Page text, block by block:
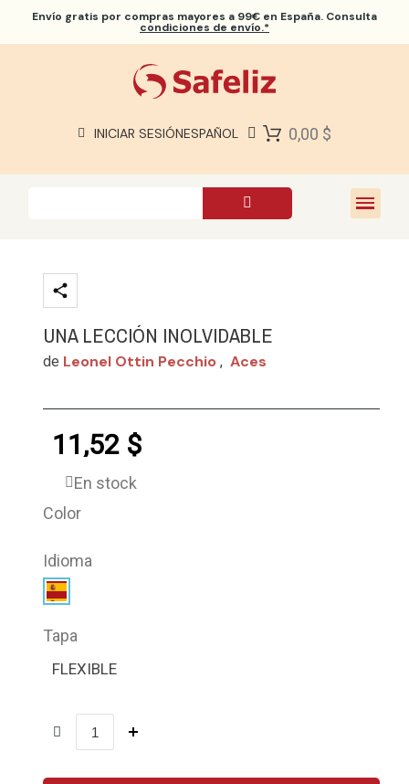
Envío gratis por compras mayores a 99€ en España. Consulta
condiciones de envío.*
INICIAR SESIÓNESPAÑOL 0,00 $
UNA LECCIÓN INOLVIDABLE
de Leonel Ottin Pecchio , Aces
11,52 $
En stock
Color
Idioma
Tapa
FLEXIBLE